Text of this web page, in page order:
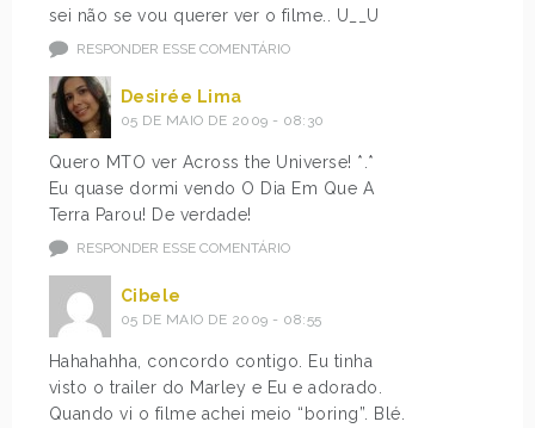
sei não se vou querer ver o filme.. U__U
RESPONDER ESSE COMENTÁRIO
Desirée Lima
05 DE MAIO DE 2009 - 08:30
Quero MTO ver Across the Universe! *.*
Eu quase dormi vendo O Dia Em Que A
Terra Parou! De verdade!
RESPONDER ESSE COMENTÁRIO
Cibele
05 DE MAIO DE 2009 - 08:55
Hahahahha, concordo contigo. Eu tinha
visto o trailer do Marley e Eu e adorado.
Quando vi o filme achei meio “boring”. Blé.